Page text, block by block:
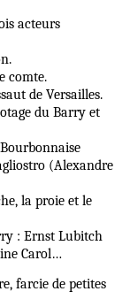
acteurs
comte.
de Versailles.
du Barry et
(Alexandre
la proie et le
: Ernst Lubitch
Carol…
farcie de petites